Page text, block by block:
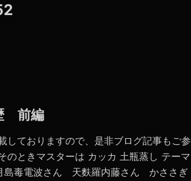
前編
しておりますので、是非ブログ記事もご参
のときマスターは カッカ 土瓶蒸し テーマ
毒電波さん 天麩羅内藤さん かささぎ